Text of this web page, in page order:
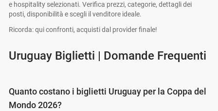
e hospitality selezionati. Verifica prezzi, categorie, dettagli dei
posti, disponibilità e scegli il venditore ideale.
Ricorda: qui confronti, acquisti dal provider finale!
Uruguay Biglietti | Domande Frequenti
Quanto costano i biglietti Uruguay per la Coppa del
Mondo 2026?